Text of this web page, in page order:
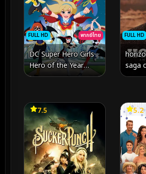
FULL HD พากย์ไทย
DC Super Hero Girls
Hero of the Year
(2016) แก๊งค์สาว ดีซีซู
FULL HD
saga
(2024)
7.5 5.2